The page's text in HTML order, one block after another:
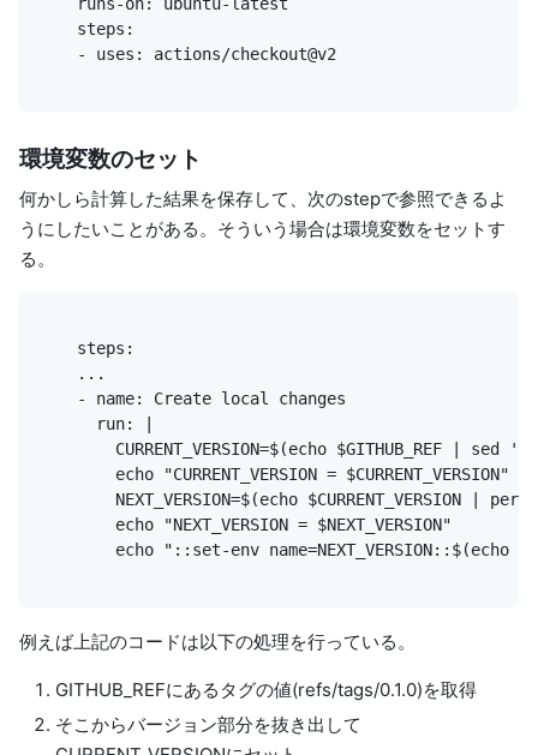
    - uses: actions/checkout@v2
環境変数のセット
何かしら計算した結果を保存して、次のstepで参照できるよ
うにしたいことがある。そういう場合は環境変数をセットす
る。
echo "::set-env name=NEXT_VERSION::$(echo
例えば上記のコードは以下の処理を行っている。
GITHUB_REFにあるタグの値(refs/tags/0.1.0)を取得
そこからバージョン部分を抜き出して